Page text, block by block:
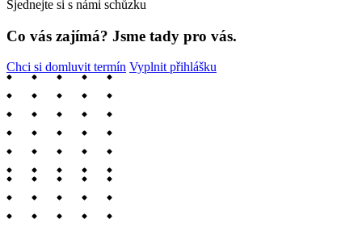
Sjednejte si s námi schůzku
Co vás zajímá? Jsme tady pro vás.
Chci si domluvit termín Vyplnit přihlášku